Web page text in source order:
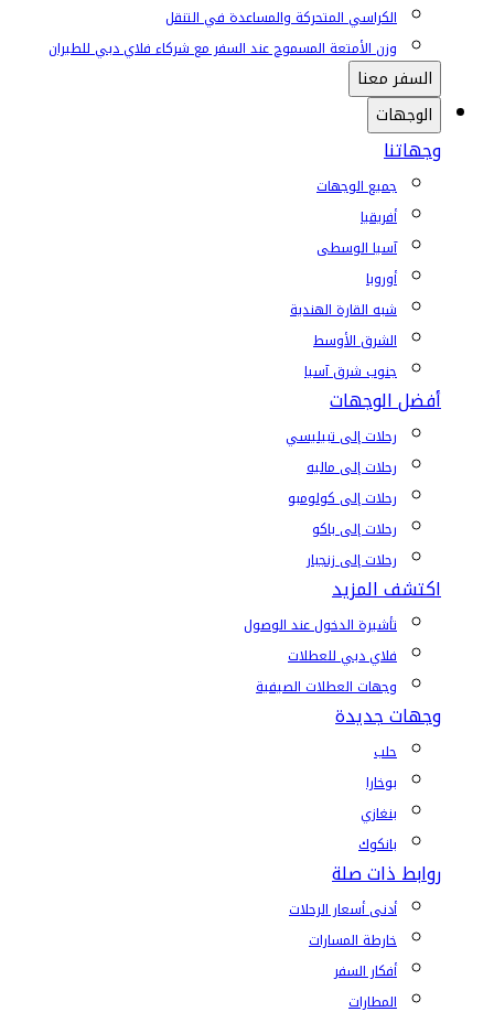
الكراسي المتحركة والمساعدة في التنقل
وزن الأمتعة المسموح عند السفر مع شركاء فلاي دبي للطيران
السفر معنا
الوجهات
وجهاتنا
جميع الوجهات
أفريقيا
آسيا الوسطى
أوروبا
شبه القارة الهندية
الشرق الأوسط
جنوب شرق آسيا
أفضل الوجهات
رحلات إلى تبيليسي
رحلات إلى ماليه
رحلات إلى كولومبو
رحلات إلى باكو
رحلات إلى زنجبار
اكتشف المزيد
تأشيرة الدخول عند الوصول
فلاي دبي للعطلات
وجهات العطلات الصيفية
وجهات جديدة
حلب
بوخارا
بنغازي
بانكوك
روابط ذات صلة
أدنى أسعار الرحلات
خارطة المسارات
أفكار السفر
المطارات